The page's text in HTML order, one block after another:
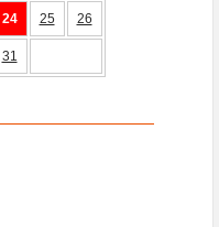
24 25 26
31